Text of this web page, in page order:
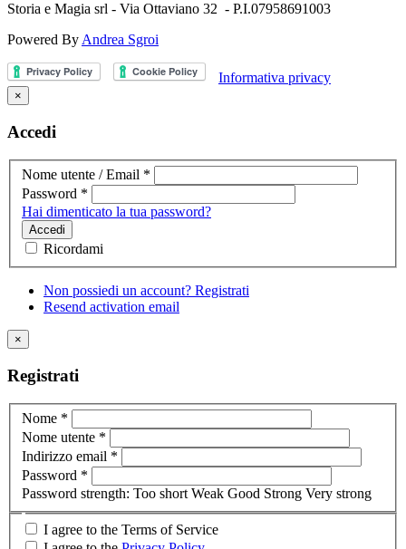
Storia e Magia srl - Via Ottaviano 32 - P.I.07958691003
Powered ByAndrea Sgroi
Informativa privacy
×
Accedi
Nome utente / Email *
Password *
Hai dimenticato la tua password?
Accedi
Ricordami
Non possiedi un account? Registrati
Resend activation email
×
Registrati
Nome *
Nome utente *
Indirizzo email *
Password *
Password strength: Too short Weak Good Strong Very strong
I agree to the Terms of Service